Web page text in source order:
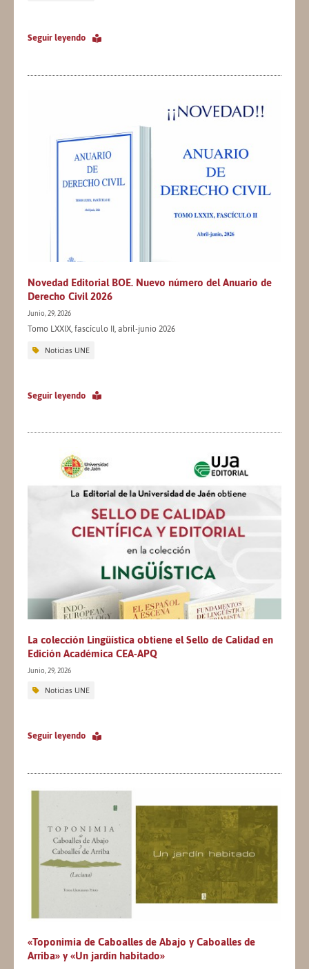
Seguir leyendo
Novedad Editorial BOE. Nuevo número del Anuario de
Derecho Civil 2026
Junio, 29, 2026
Tomo LXXIX, fascículo II, abril-junio 2026
Noticias UNE
Seguir leyendo
La colección Lingüística obtiene el Sello de Calidad en
Edición Académica CEA-APQ
Junio, 29, 2026
Noticias UNE
Seguir leyendo
«Toponimia de Caboalles de Abajo y Caboalles de
Arriba» y «Un jardín habitado»